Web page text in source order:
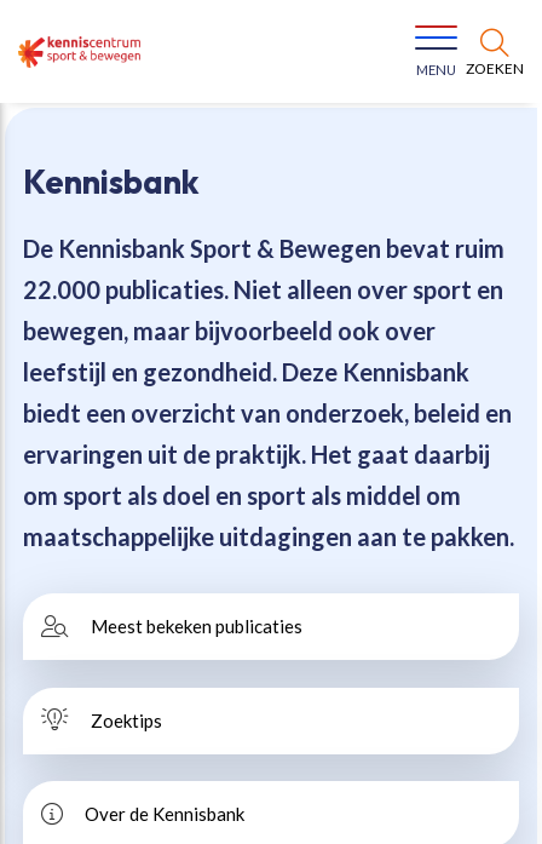
ZOEKEN
MENU
Kennisbank
De Kennisbank Sport & Bewegen bevat ruim
22.000 publicaties. Niet alleen over sport en
bewegen, maar bijvoorbeeld ook over
leefstijl en gezondheid. Deze Kennisbank
biedt een overzicht van onderzoek, beleid en
ervaringen uit de praktijk. Het gaat daarbij
om sport als doel en sport als middel om
maatschappelijke uitdagingen aan te pakken.
Meest bekeken publicaties
Zoektips
Over de Kennisbank
Bewegen voor een gezonde leefstijl
Jeugd in beweging
Vitaal ouder worden
Maatschappelijke waarde
Beweegvriendelijke omgeving
Esports, gaming en gamification
Ons team
Onze missie
Onze werkwijze
Organisatie
Werken bij